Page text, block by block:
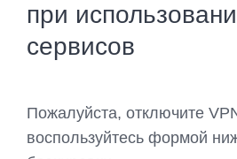
при
сервисов
Пожалуйста, отключите
воспользуйтесь формой